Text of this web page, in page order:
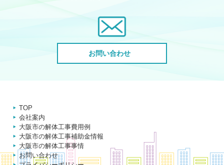
お問い合わせ
TOP
会社案内
大阪市の解体工事費用例
大阪市の解体工事補助金情報
大阪市の解体工事事情
お問い合わせ